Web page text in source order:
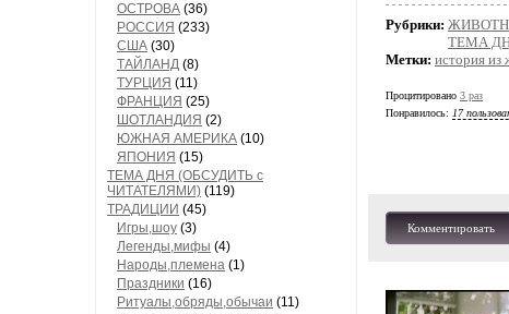
ОСТРОВА (36)
РОССИЯ (233)
США (30)
ТАЙЛАНД (8)
ТУРЦИЯ (11)
ФРАНЦИЯ (25)
ШОТЛАНДИЯ (2)
ЮЖНАЯ АМЕРИКА (10)
ЯПОНИЯ (15)
ТЕМА ДНЯ (ОБСУДИТЬ с
ЧИТАТЕЛЯМИ) (119)
ТРАДИЦИИ (45)
Игры,шоу (3)
Легенды,мифы (4)
Народы,племена (1)
Праздники (16)
Ритуалы,обряды,обычаи (11)
Рубрики:
ТЕМА
Метки: история из
Процитировано 3 раз
Понравилось: 17
Комментировать